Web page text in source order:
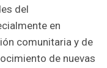
del
en
comunitaria y de
de nuevas